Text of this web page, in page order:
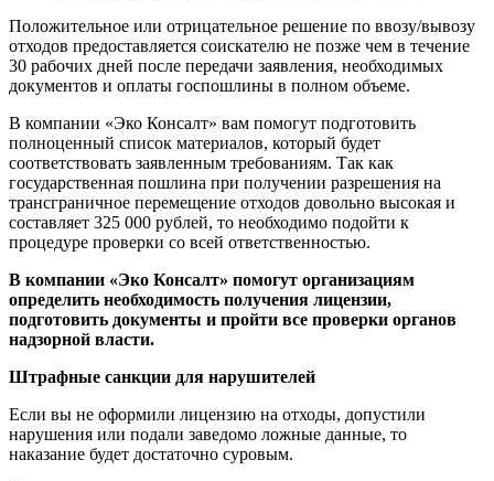
Положительное или отрицательное решение по ввозу/вывозу
отходов предоставляется соискателю не позже чем в течение
30 рабочих дней после передачи заявления, необходимых
документов и оплаты госпошлины в полном объеме.
В компании «Эко Консалт» вам помогут подготовить
полноценный список материалов, который будет
соответствовать заявленным требованиям. Так как
государственная пошлина при получении разрешения на
трансграничное перемещение отходов довольно высокая и
составляет 325 000 рублей, то необходимо подойти к
процедуре проверки со всей ответственностью.
В компании «Эко Консалт» помогут организациям
определить необходимость получения лицензии,
подготовить документы и пройти все проверки органов
надзорной власти.
Штрафные санкции для нарушителей
Если вы не оформили лицензию на отходы, допустили
нарушения или подали заведомо ложные данные, то
наказание будет достаточно суровым.